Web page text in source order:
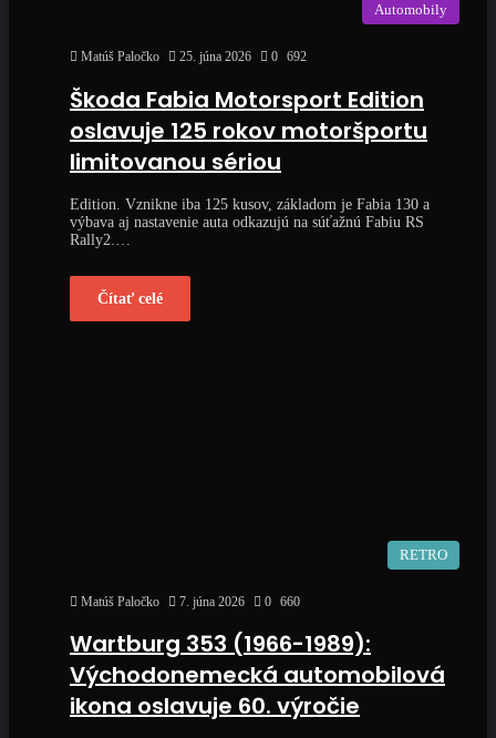
Automobily
Matúš Paločko 25. júna 2026 0 692
Škoda Fabia Motorsport Edition
oslavuje 125 rokov motoršportu
limitovanou sériou
Edition. Vznikne iba 125 kusov, základom je Fabia 130 a
výbava aj nastavenie auta odkazujú na súťažnú Fabiu RS
Rally2.…
Čítať celé
RETRO
Matúš Paločko 7. júna 2026 0 660
Wartburg 353 (1966-1989):
Východonemecká automobilová
ikona oslavuje 60. výročie